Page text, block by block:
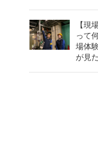
【現
って
場体
が見